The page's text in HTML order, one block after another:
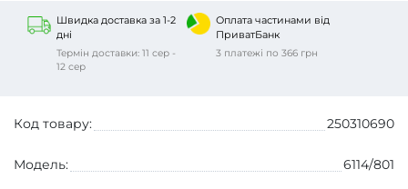
Швидка доставка за 1-2
дні
Термін доставки: 11 сер -
12 сер
Оплата частинами від
ПриватБанк
3 платежі по 366 грн
Код товару: 250310690
Модель: 6114/801